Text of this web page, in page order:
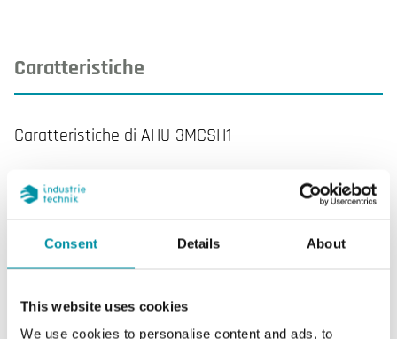
Consent Details About
This website uses cookies
We use cookies to personalise content and ads, to
Caratteristiche
Caratteristiche di AHU-3MCSH1
Display
retroilluminazione
AI